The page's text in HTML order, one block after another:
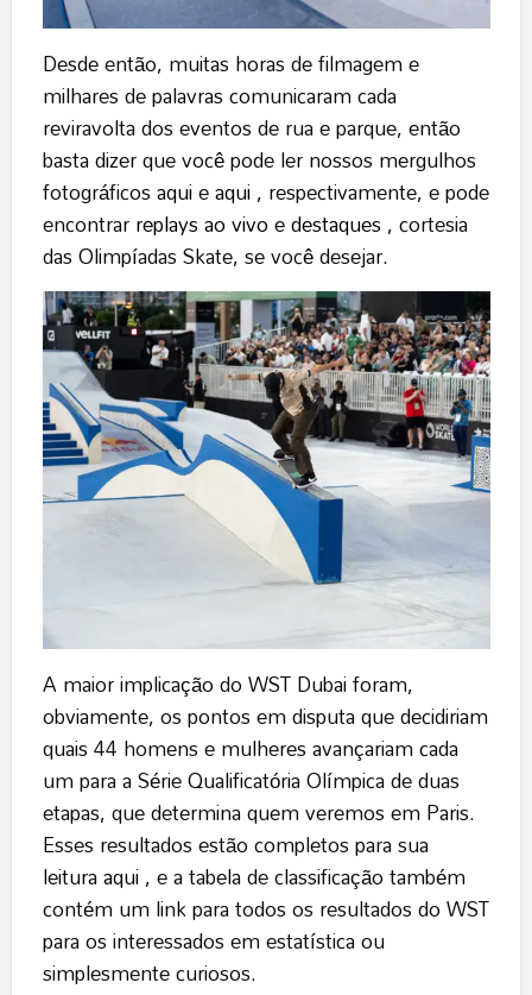
Desde então, muitas horas de filmagem e
milhares de palavras comunicaram cada
reviravolta dos eventos de rua e parque, então
basta dizer que você pode ler nossos mergulhos
fotográficosaquieaqui, respectivamente, e pode
encontrarreplays ao vivoedestaques , cortesia
das Olimpíadas Skate, se você desejar.
A maior implicação do WST Dubai foram,
obviamente, os pontos em disputa que decidiriam
quais 44 homens e mulheres avançariam cada
um para a Série Qualificatória Olímpica de duas
etapas, que determina quem veremos em Paris.
Esses resultados estão completos para sua
leituraaqui, e a tabela de classificação também
contém um link para todos os resultados do WST
para os interessados ​​em estatística ou
simplesmente curiosos.